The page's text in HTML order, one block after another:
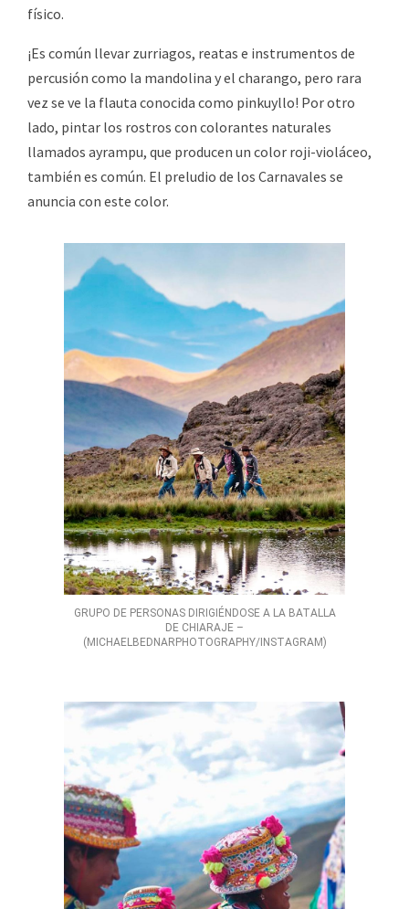
físico.
¡Es común llevar zurriagos, reatas e instrumentos de
percusión como la mandolina y el charango, pero rara
vez se ve la flauta conocida como pinkuyllo! Por otro
lado, pintar los rostros con colorantes naturales
llamados ayrampu, que producen un color roji-violáceo,
también es común. El preludio de los Carnavales se
anuncia con este color.
GRUPO DE PERSONAS DIRIGIÉNDOSE A LA BATALLA
DE CHIARAJE –
(MICHAELBEDNARPHOTOGRAPHY/INSTAGRAM)